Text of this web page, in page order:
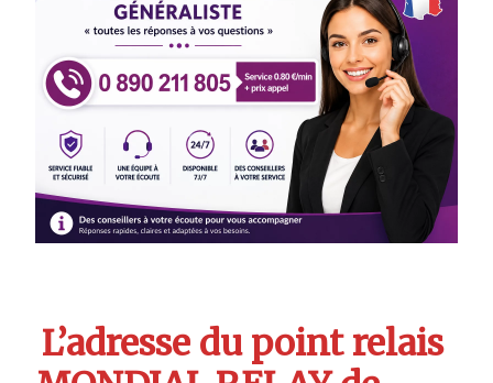
L’adresse du point relais